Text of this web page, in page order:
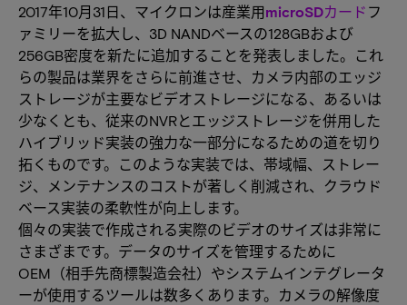
2017年10月31日、マイクロンは産業用microSDカード フ
ァミリーを拡大し、3D NANDベースの128GBおよび
256GB密度を新たに追加することを発表しました。これ
らの製品は業界をさらに前進させ、カメラ内部のエッジ
ストレージが主要なビデオストレージになる、あるいは
少なくとも、従来のNVRとエッジストレージを併用した
ハイブリッド実装の強力な一部分になるための道を切り
拓くものです。このような実装では、帯域幅、ストレー
ジ、メンテナンスのコストが著しく削減され、クラウド
ベース実装の柔軟性が向上します。
個々の実装で作成される実際のビデオのサイズは非常に
さまざまです。データのサイズを管理するために
OEM（相手先商標製造会社）やシステムインテグレータ
ーが使用するツールは数多くあります。カメラの解像度